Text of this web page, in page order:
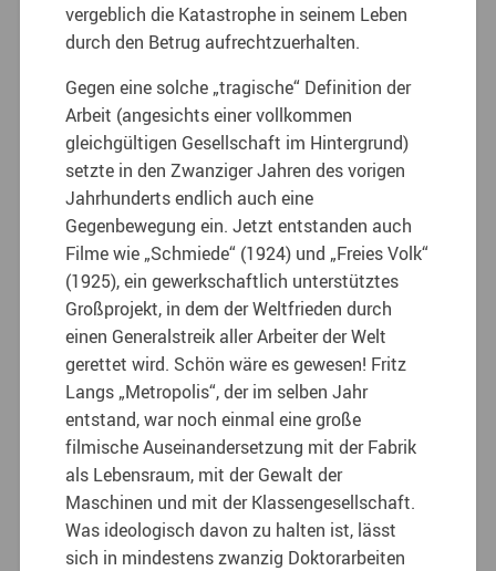
vergeblich die Katastrophe in seinem Leben
durch den Betrug aufrechtzuerhalten.
Gegen eine solche „tragische“ Definition der
Arbeit (angesichts einer vollkommen
gleichgültigen Gesellschaft im Hintergrund)
setzte in den Zwanziger Jahren des vorigen
Jahrhunderts endlich auch eine
Gegenbewegung ein. Jetzt entstanden auch
Filme wie „Schmiede“ (1924) und „Freies Volk“
(1925), ein gewerkschaftlich unterstütztes
Großprojekt, in dem der Weltfrieden durch
einen Generalstreik aller Arbeiter der Welt
gerettet wird. Schön wäre es gewesen! Fritz
Langs „Metropolis“, der im selben Jahr
entstand, war noch einmal eine große
filmische Auseinandersetzung mit der Fabrik
als Lebensraum, mit der Gewalt der
Maschinen und mit der Klassengesellschaft.
Was ideologisch davon zu halten ist, lässt
sich in mindestens zwanzig Doktorarbeiten